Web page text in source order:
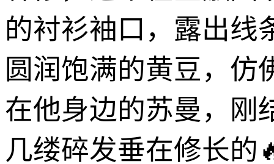
的衬衫袖口，露出线
圆润饱满的黄豆，仿
在他身边的苏曼，刚
几缕碎发垂在修长的